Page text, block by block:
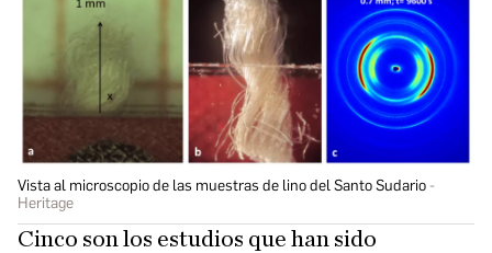
Vista al microscopio de las muestras de lino del Santo Sudario
Heritage
Cinco son los estudios que han sido